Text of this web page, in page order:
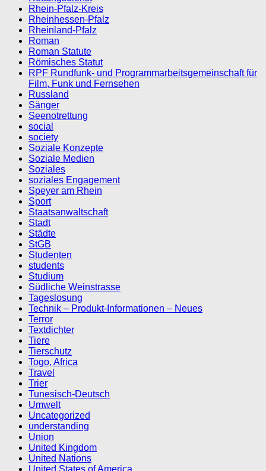
Rhein-Pfalz-Kreis
Rheinhessen-Pfalz
Rheinland-Pfalz
Roman
Roman Statute
Römisches Statut
RPF Rundfunk- und Programmarbeitsgemeinschaft für
Film, Funk und Fernsehen
Russland
Sänger
Seenotrettung
social
society
Soziale Konzepte
Soziale Medien
Soziales
soziales Engagement
Speyer am Rhein
Sport
Staatsanwaltschaft
Stadt
Städte
StGB
Studenten
students
Studium
Südliche Weinstrasse
Tageslosung
Technik – Produkt-Informationen – Neues
Terror
Textdichter
Tiere
Tierschutz
Togo, Africa
Travel
Trier
Tunesisch-Deutsch
Umwelt
Uncategorized
understanding
Union
United Kingdom
United Nations
United States of America